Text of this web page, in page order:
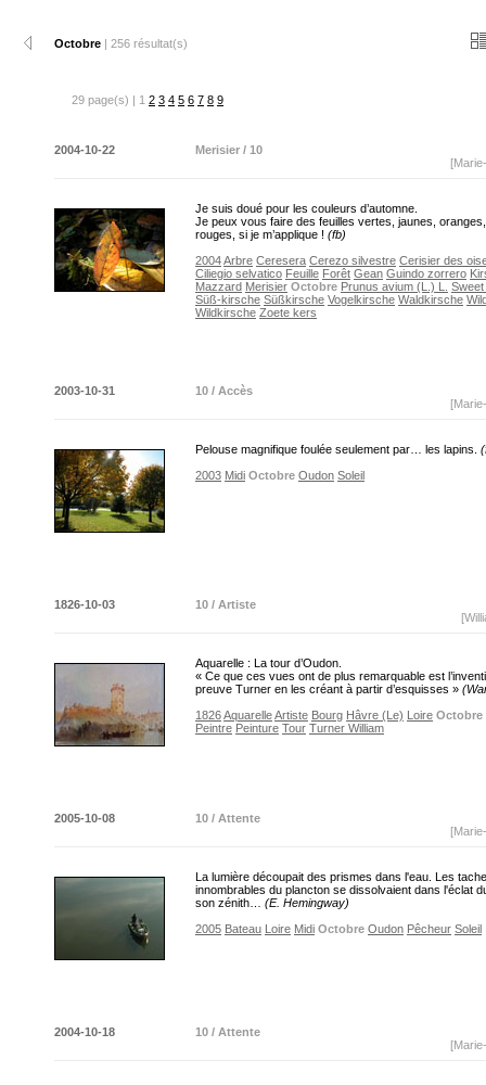
Octobre | 256 résultat(s)
29 page(s) | 1 2 3 4 5 6 7 8 9
2004-10-22
Merisier / 10
Je suis doué pour les couleurs d’automne.
Je peux vous faire des feuilles vertes, jaunes,
rouges, si je m’applique ! (fb)
2004Arbre Ceresera Cerezo silvestre Cerisier des
Ciliegio selvatico Feuille Forêt Gean Guindo zorrero
Mazzard Merisier Octobre Prunus avium (L.) L.
Süß-kirsche Süßkirsche Vogelkirsche Waldkirsche
Wildkirsche Zoete kers
2003-10-31
10 / Accès
Pelouse magnifique foulée seulement par… les lapins.
2003 Midi Octobre Oudon Soleil
1826-10-03
10 / Artiste
Aquarelle : La tour d’Oudon.
« Ce que ces vues ont de plus remarquable est
preuve Turner en les créant à partir d’esquisses »
1826AquarelleArtiste Bourg Hâvre (Le) Loire Octobre
Peintre Peinture Tour Turner William
2005-10-08
10 / Attente
La lumière découpait des prismes dans l'eau. Les
innombrables du plancton se dissolvaient dans l'éclat
son zénith… (E. Hemingway)
2005 Bateau Loire Midi Octobre Oudon Pêcheur Soleil
2004-10-18
10 / Attente